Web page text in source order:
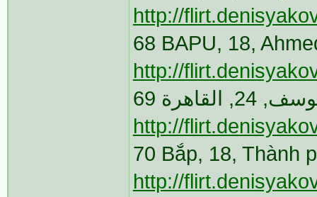
http://
68 BAPU, 18,
http://
http://
70 Bắp, 18, Thành
http://